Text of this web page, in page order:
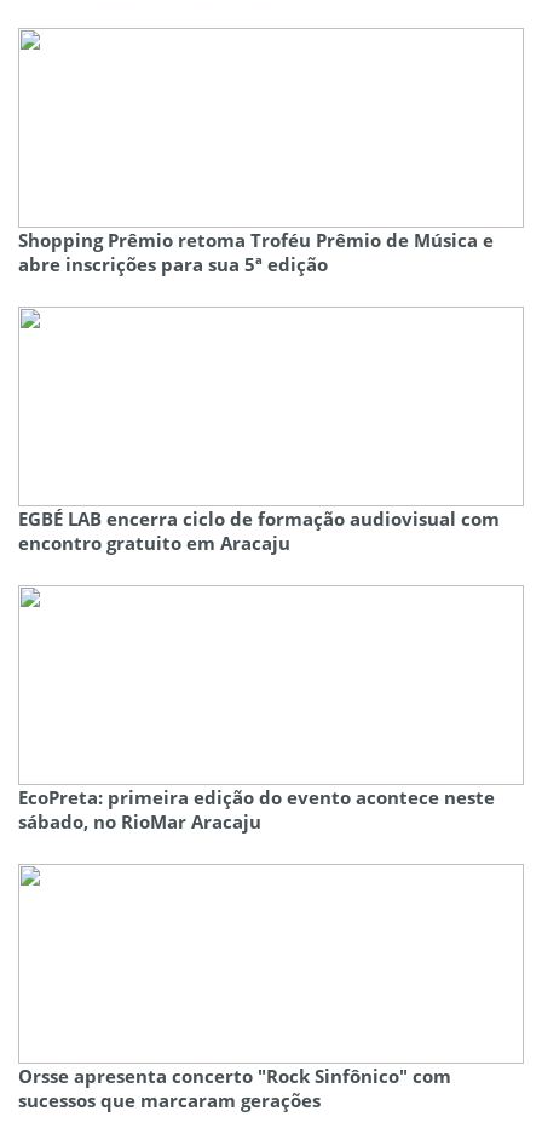
Shopping Prêmio retoma Troféu Prêmio de Música e
abre inscrições para sua 5ª edição
EGBÉ LAB encerra ciclo de formação audiovisual com
encontro gratuito em Aracaju
EcoPreta: primeira edição do evento acontece neste
sábado, no RioMar Aracaju
Orsse apresenta concerto "Rock Sinfônico" com
sucessos que marcaram gerações